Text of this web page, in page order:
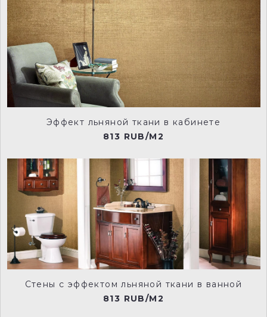
231-fescue-manu 232-cool-arbour-manu
233-serpentine-manu 234-grey-moss-manu
179-welcome-pale-manu 180-welcome-deep-manu
181-welcome-dark-manu 109-welcome-manu
Эффект льняной ткани в кабинете
813 RUB/M2
Стены с эффектом льняной ткани в ванной
813 RUB/M2